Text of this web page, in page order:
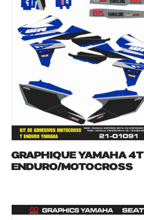
GRAPHIQUE YAMAHA 4T
ENDURO/MOTOCROSS